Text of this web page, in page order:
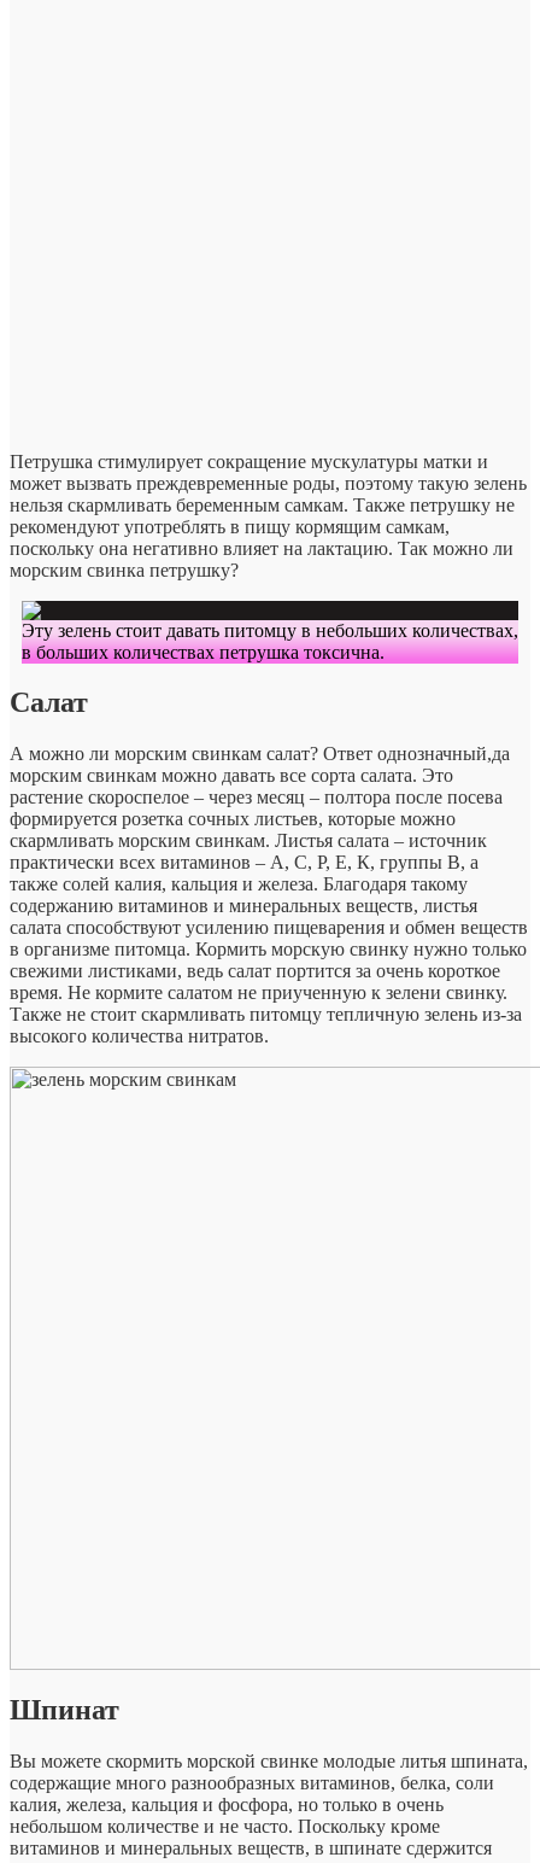
Петрушка стимулирует сокращение мускулатуры матки и
может вызвать преждевременные роды, поэтому такую зелень
нельзя скармливать беременным самкам. Также петрушку не
рекомендуют употреблять в пищу кормящим самкам,
поскольку она негативно влияет на лактацию. Так можно ли
морским свинка петрушку?
Эту зелень стоит давать питомцу в небольших количествах,
в больших количествах петрушка токсична.
Салат
А можно ли морским свинкам салат? Ответ однозначный,да
морским свинкам можно давать все сорта салата. Это
растение скороспелое – через месяц – полтора после посева
формируется розетка сочных листьев, которые можно
скармливать морским свинкам. Листья салата – источник
практически всех витаминов – А, С, Р, Е, К, группы В, а
также солей калия, кальция и железа. Благодаря такому
содержанию витаминов и минеральных веществ, листья
салата способствуют усилению пищеварения и обмен веществ
в организме питомца. Кормить морскую свинку нужно только
свежими листиками, ведь салат портится за очень короткое
время. Не кормите салатом не приученную к зелени свинку.
Также не стоит скармливать питомцу тепличную зелень из-за
высокого количества нитратов.
Шпинат
Вы можете скормить морской свинке молодые литья шпината,
содержащие много разнообразных витаминов, белка, соли
калия, железа, кальция и фосфора, но только в очень
небольшом количестве и не часто. Поскольку кроме
витаминов и минеральных веществ, в шпинате сдержится